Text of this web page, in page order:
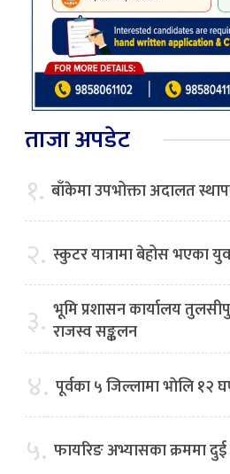
ताजा अपडेट
१. बाँकेमा उपभोक्ता अदालत
२. स्कुटर यात्रामा बेहोस भएका
३. भूमि प्रशासन कार्यालय
राजस्व सङ्कलन
४. पूर्वका ५ जिल्लामा भाेलि
५. फायरिङ अभ्यासका क्रममा